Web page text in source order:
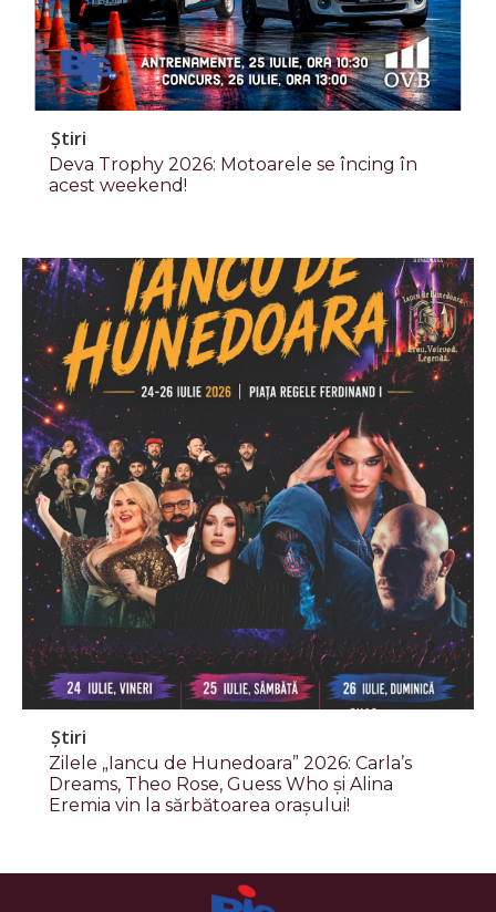
Știri
Deva Trophy 2026: Motoarele se încing în
acest weekend!
Știri
Zilele „Iancu de Hunedoara” 2026: Carla’s
Dreams, Theo Rose, Guess Who și Alina
Eremia vin la sărbătoarea orașului!